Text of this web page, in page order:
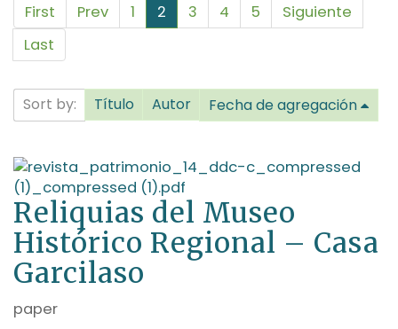
First Prev 1 2 3 4 5
Siguiente
Last
Sort by: Título Autor Fecha de agregación
Reliquias del Museo
Histórico Regional – Casa
Garcilaso
paper